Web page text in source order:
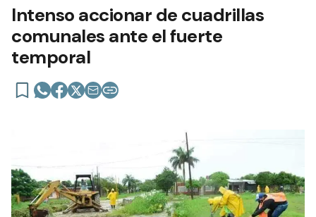
Intenso accionar de cuadrillas
comunales ante el fuerte
temporal